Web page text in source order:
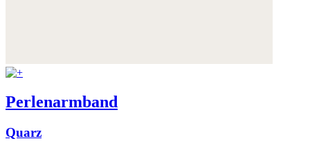
Perlenarmband
Quarz